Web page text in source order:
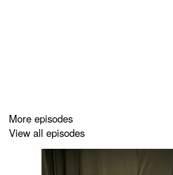
More episodes
View all episodes